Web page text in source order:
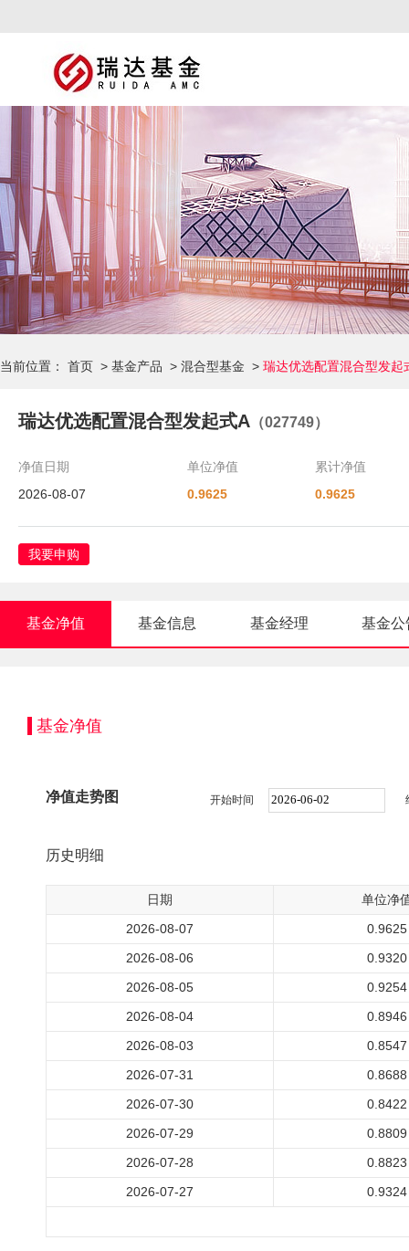
当前位置： 首页 > 基金产品 > 混合型基金 > 瑞达优选配置混合型发起
瑞达优选配置混合型发起式A （027749）
净值日期 单位净值
累计净值
2026-08-07
0.9625 0.9625
我要申购
基金净值 基金信息 基金经理 基金公
基金净值
净值走势图 开始时间
历史明细
日期
单位净
2026-08-07
0.9625
2026-08-06
0.9320
2026-08-05
0.9254
2026-08-04
0.8946
2026-08-03
0.8547
2026-07-31
0.8688
2026-07-30
0.8422
2026-07-29
0.8809
2026-07-28
0.8823
2026-07-27
0.9324